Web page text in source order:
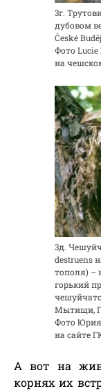
3г.
дубовом
České
Фото Lucie
на
3д.
destruens
тополя) –
горький
Мытищи,
Фото
на сайте
А вот на
корнях их